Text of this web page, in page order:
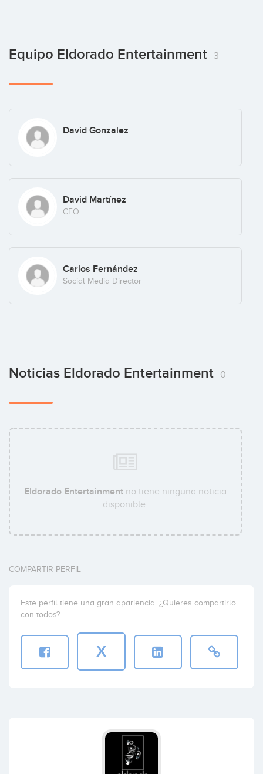
Equipo Eldorado Entertainment 3
David Gonzalez
David Martínez
CEO
Carlos Fernández
Social Media Director
Noticias Eldorado Entertainment 0
Eldorado Entertainment no tiene ninguna noticia
disponible.
COMPARTIR PERFIL
Este perfil tiene una gran apariencia. ¿Quieres compartirlo
con todos?
X